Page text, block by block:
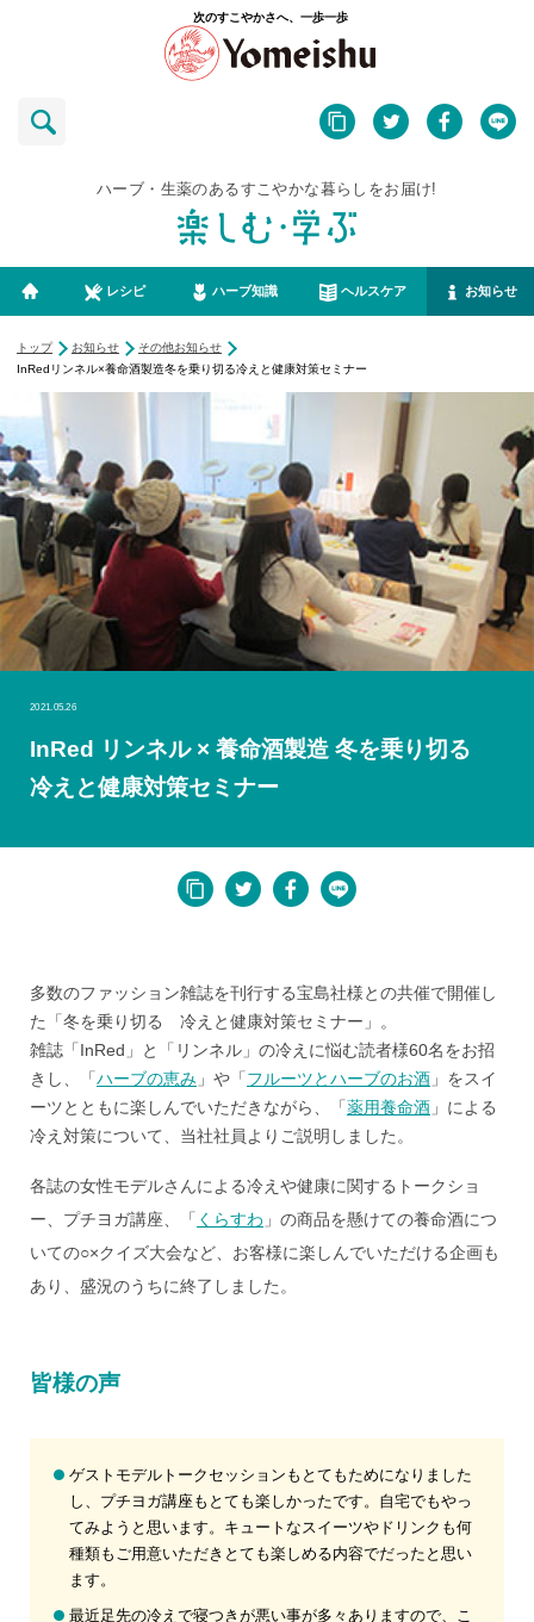
次のすこやかさへ、一歩一歩
ハーブ・生薬のあるすこやかな暮らしをお届け!
レシピ ハーブ知識 ヘルスケア お知らせ
トップ お知らせ
その他お知らせ
InRedリンネル×養命酒製造冬を乗り切る冷えと健康対策セミナー
2021.05.26
InRed リンネル × 養命酒製造 冬を乗り切る
冷えと健康対策セミナー
多数のファッション雑誌を刊行する宝島社様との共催で開催し
た「冬を乗り切る 冷えと健康対策セミナー」。
雑誌「InRed」と「リンネル」の冷えに悩む読者様60名をお招
きし、「 ハーブの恵み 」や「 フルーツとハーブのお酒 」をスイ
ーツとともに楽しんでいただきながら、「 薬用養命酒 」による
冷え対策について、当社社員よりご説明しました。
各誌の女性モデルさんによる冷えや健康に関するトークショ
ー、プチヨガ講座、「 くらすわ 」の商品を懸けての養命酒につ
いての○×クイズ大会など、お客様に楽しんでいただける企画も
あり、盛況のうちに終了しました。
皆様の声
ゲストモデルトークセッションもとてもためになりました
し、プチヨガ講座もとても楽しかったです。自宅でもやっ
てみようと思います。キュートなスイーツやドリンクも何
種類もご用意いただきとても楽しめる内容でだったと思い
ます。
最近足先の冷えで寝つきが悪い事が多々ありますので、こ